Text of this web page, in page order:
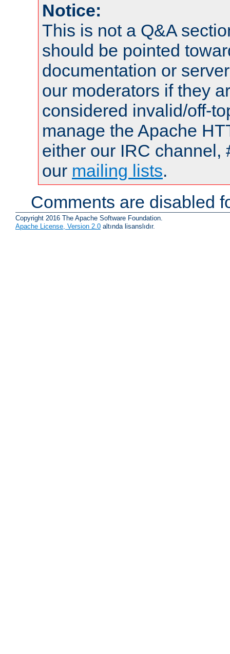
Notice:
This is not a Q&A
should be pointed
documentation or
our moderators if they
considered invalid/off-
manage the Apache
either our IRC channel,
our mailing lists.
Comments are disabled
Copyright 2016 The Apache Software Foundation.
Apache License, Version 2.0 altında lisanslıdır.